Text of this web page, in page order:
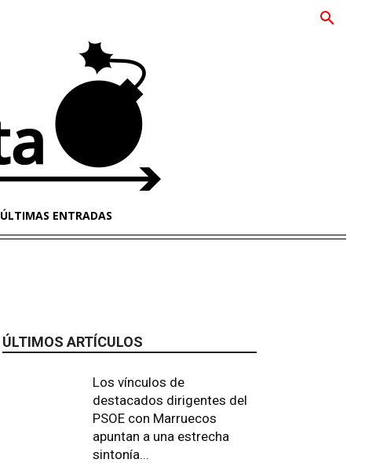
ÚLTIMAS ENTRADAS
ÚLTIMOS ARTÍCULOS
Los vínculos de
destacados dirigentes del
PSOE con Marruecos
apuntan a una estrecha
sintonía...